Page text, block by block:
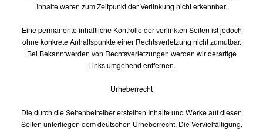
Inhalte waren zum Zeitpunkt der Verlinkung nicht erkennbar.
Eine permanente inhaltliche Kontrolle der verlinkten Seiten ist jedoch
ohne konkrete Anhaltspunkte einer Rechtsverletzung nicht zumutbar.
Bei Bekanntwerden von Rechtsverletzungen werden wir derartige
Links umgehend entfernen.
Urheberrecht
Die durch die Seitenbetreiber erstellten Inhalte und Werke auf diesen
Seiten unterliegen dem deutschen Urheberrecht. Die Vervielfältigung,